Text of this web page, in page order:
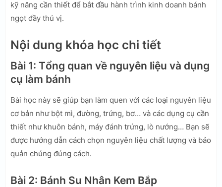
kỹ năng cần thiết để bắt đầu hành trình kinh doanh bánh
ngọt đầy thú vị.
Nội dung khóa học chi tiết
Bài 1: Tổng quan về nguyên liệu và dụng
cụ làm bánh
Bài học này sẽ giúp bạn làm quen với các loại nguyên liệu
cơ bản như bột mì, đường, trứng, bơ… và các dụng cụ cần
thiết như khuôn bánh, máy đánh trứng, lò nướng… Bạn sẽ
được hướng dẫn cách chọn nguyên liệu chất lượng và bảo
quản chúng đúng cách.
Bài 2: Bánh Su Nhân Kem Bắp